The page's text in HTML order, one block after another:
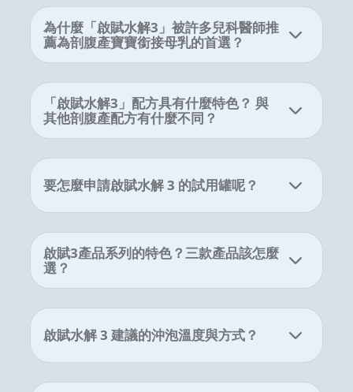
為什麼「啟賦水解3」被許多兒科醫師推
薦為剖腹產寶寶銜接母乳的首選？
「啟賦水解3」配方具有什麼特色？ 與
其他剖腹產配方有什麼不同？
要怎麼申請啟賦水解 3 的試用罐呢？
啟賦3產品系列的特色？三款產品該怎麼
選？
啟賦水解 3 建議的沖泡溫度與方式？